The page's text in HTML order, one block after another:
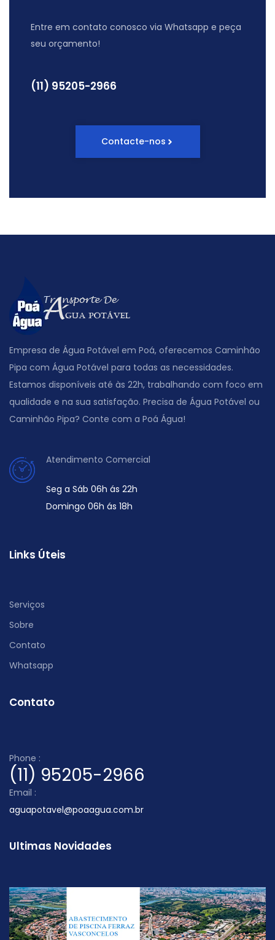
Entre em contato conosco via Whatsapp e peça
seu orçamento!
(11) 95205-2966
Contacte-nos
Empresa de Água Potável em Poá, oferecemos Caminhão
Pipa com Água Potável para todas as necessidades.
Estamos disponíveis até às 22h, trabalhando com foco em
qualidade e na sua satisfação. Precisa de Água Potável ou
Caminhão Pipa? Conte com a Poá Água!
Atendimento Comercial
Seg a Sáb 06h ás 22h
Domingo 06h ás 18h
Links Úteis
Serviços
Sobre
Contato
Whatsapp
Contato
Phone :
(11) 95205-2966
Email :
aguapotavel@poaagua.com.br
Ultimas Novidades